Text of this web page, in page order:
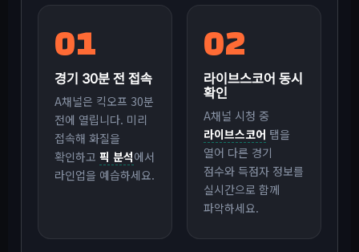
01
경기 30분 전 접속
A채널은 킥오프 30분
전에 열립니다. 미리
접속해 화질을
확인하고 픽 분석에서
라인업을 예습하세요.
02
라이브스코어 동시
확인
A채널 시청 중
라이브스코어 탭을
열어 다른 경기
점수와 득점자 정보를
실시간으로 함께
파악하세요.